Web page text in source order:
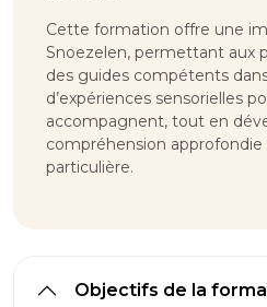
Cette formation offre une
Snoezelen, permettant aux
des guides compétents
d’expériences sensorielles
accompagnent, tout en
compréhension
particulière.
Objectifs de la